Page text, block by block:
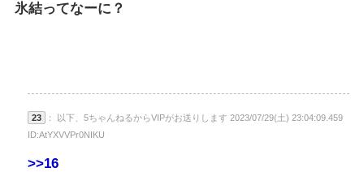
氷結ってなーに？
23
： 以下、5ちゃんねるからVIPがお送りします 2023/07/29(土) 23:04:09.459
ID:AtYXVVPr0NIKU
>>16